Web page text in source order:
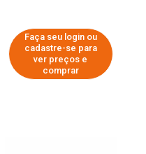
Faça seu login ou
cadastre-se para
ver preços e
comprar